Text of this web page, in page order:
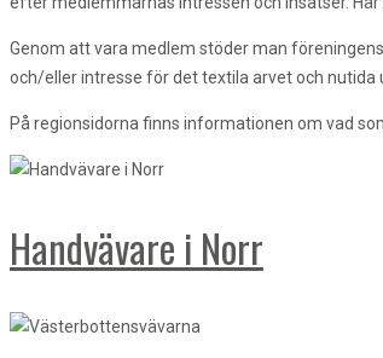
Genom att vara medlem stöder man
och/eller intresse för det textila arvet och nutida
På regionsidorna finns informationen om vad
Handvävare i Norr